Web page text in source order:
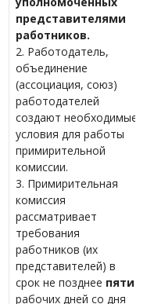
представителями
работников.
2. Работодатель,
объединение
(ассоциация, союз)
работодателей
создают необходимые
условия для работы
примирительной
комиссии.
3. Примирительная
комиссия
рассматривает
требования
работников (их
представителей) в
срок не позднее пяти
рабочих дней со дня